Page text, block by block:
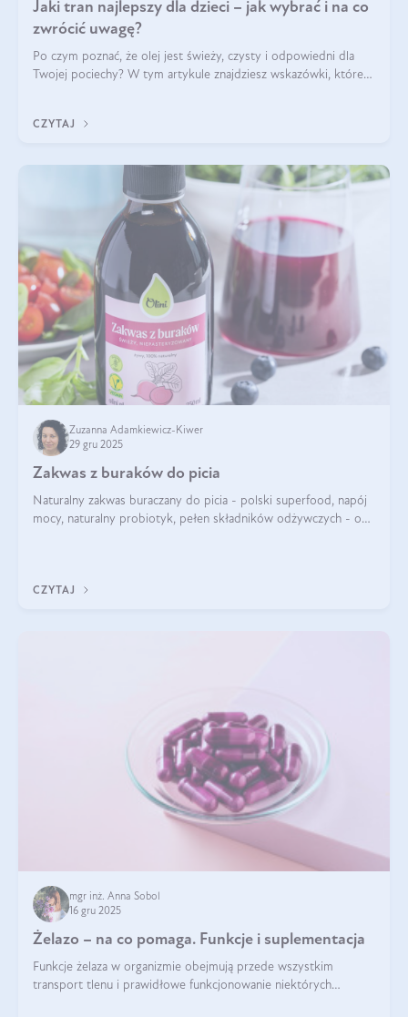
Jaki tran najlepszy dla dzieci – jak wybrać i na co
zwrócić uwagę?
Po czym poznać, że olej jest świeży, czysty i odpowiedni dla
Twojej pociechy? W tym artykule znajdziesz wskazówki, które
CZYTAJ
Zuzanna Adamkiewicz-Kiwer
29 gru 2025
Zakwas z buraków do picia
Naturalny zakwas buraczany do picia - polski superfood, napój
mocy, naturalny probiotyk, pełen składników odżywczych - o
CZYTAJ
mgr inż. Anna Sobol
16 gru 2025
Żelazo – na co pomaga. Funkcje i suplementacja
Funkcje żelaza w organizmie obejmują przede wszystkim
transport tlenu i prawidłowe funkcjonowanie niektórych